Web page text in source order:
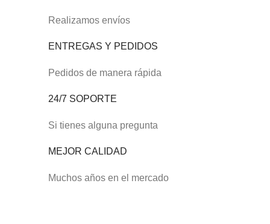
Realizamos envíos
ENTREGAS Y PEDIDOS
Pedidos de manera rápida
24/7 SOPORTE
Si tienes alguna pregunta
MEJOR CALIDAD
Muchos años en el mercado